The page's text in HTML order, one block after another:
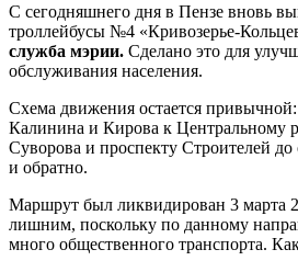
С сегодняшнего дня в Пензе вновь
троллейбусы №4 «Кривозерье-
служба мэрии. Сделано это для
обслуживания населения.
Схема движения остается
Калинина и Кирова к Центральному
Суворова и проспекту Строителей до
и обратно.
Маршрут был ликвидирован 3 марта
лишним, поскольку по данному
много общественного транспорта.